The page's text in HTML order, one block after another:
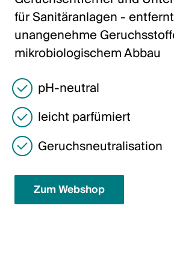
Italiano
English
Deutsch
English
Deutschland
Deutsch
English
für Sanitäranlagen - entfernt
unangenehme
mikrobiologischem Abbau
pH-neutral
leicht parfümiert
Geruchsneutralisation
Zum Webshop